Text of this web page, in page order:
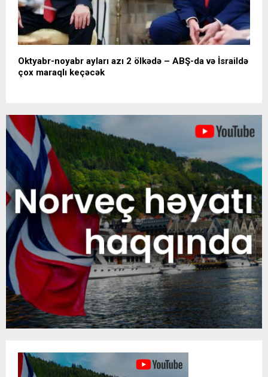
Oktyabr-noyabr ayları azı 2 ölkədə – ABŞ-da və İsraildə
çox maraqlı keçəcək